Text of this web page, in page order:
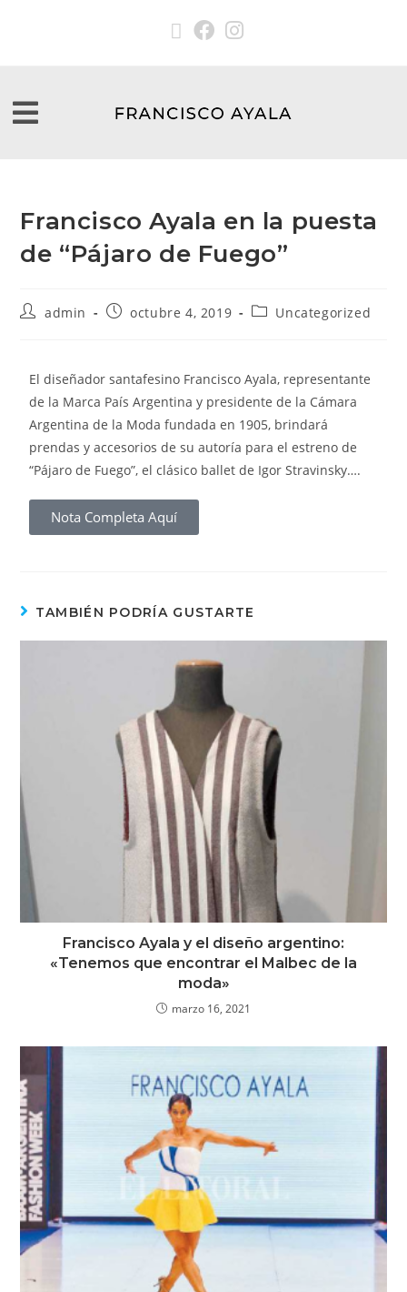
Francisco Ayala en la puesta
de “Pájaro de Fuego”
admin octubre 4, 2019 Uncategorized
El diseñador santafesino Francisco Ayala, representante
de la Marca País Argentina y presidente de la Cámara
Argentina de la Moda fundada en 1905, brindará
prendas y accesorios de su autoría para el estreno de
“Pájaro de Fuego”, el clásico ballet de Igor Stravinsky….
Nota Completa Aquí
TAMBIÉN PODRÍA GUSTARTE
Francisco Ayala y el diseño argentino:
«Tenemos que encontrar el Malbec de la
moda»
marzo 16, 2021